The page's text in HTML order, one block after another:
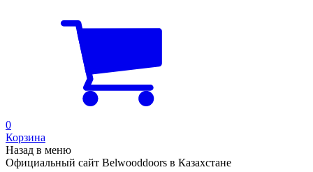
0
Корзина
Назад в меню
Официальный сайт Belwooddoors в Казахстане